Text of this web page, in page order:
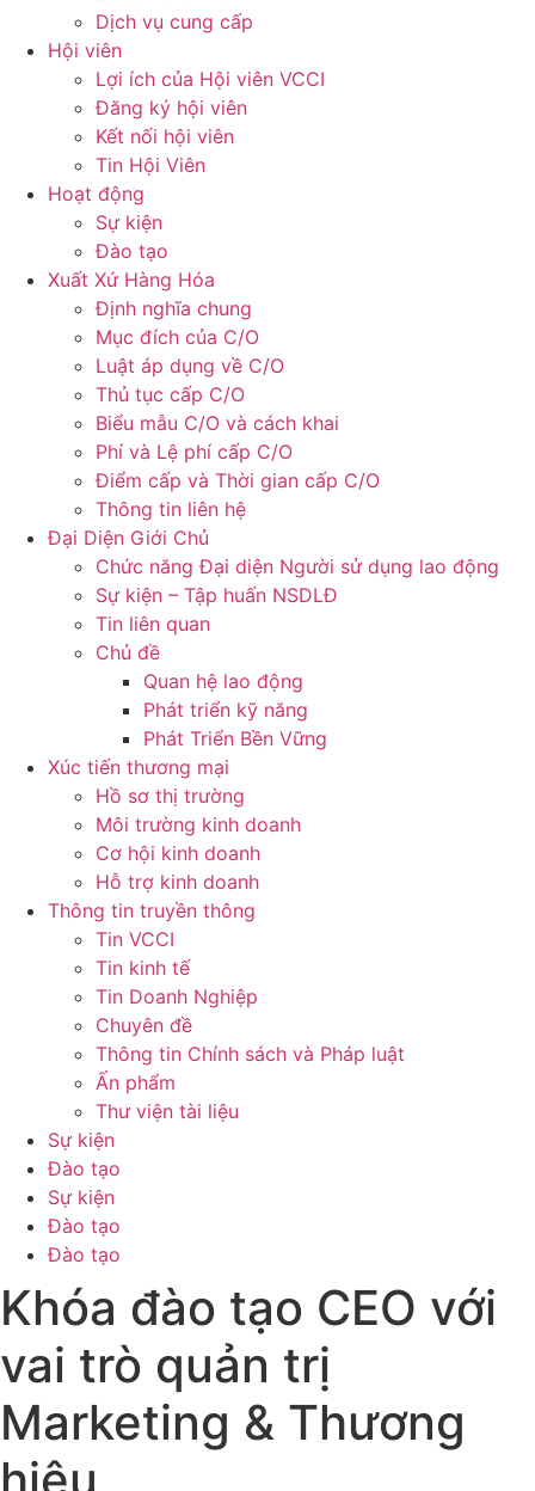
Dịch vụ cung cấp
Hội viên
Lợi ích của Hội viên VCCI
Đăng ký hội viên
Kết nối hội viên
Tin Hội Viên
Hoạt động
Sự kiện
Đào tạo
Xuất Xứ Hàng Hóa
Định nghĩa chung
Mục đích của C/O
Luật áp dụng về C/O
Thủ tục cấp C/O
Biểu mẫu C/O và cách khai
Phí và Lệ phí cấp C/O
Điểm cấp và Thời gian cấp C/O
Thông tin liên hệ
Đại Diện Giới Chủ
Chức năng Đại diện Người sử dụng lao động
Sự kiện – Tập huấn NSDLĐ
Tin liên quan
Chủ đề
Quan hệ lao động
Phát triển kỹ năng
Phát Triển Bền Vững
Xúc tiến thương mại
Hồ sơ thị trường
Môi trường kinh doanh
Cơ hội kinh doanh
Hỗ trợ kinh doanh
Thông tin truyền thông
Tin VCCI
Tin kinh tế
Tin Doanh Nghiệp
Chuyên đề
Thông tin Chính sách và Pháp luật
Ấn phẩm
Thư viện tài liệu
Sự kiện
Đào tạo
Sự kiện
Đào tạo
Đào tạo
Khóa đào tạo CEO với
vai trò quản trị
Marketing & Thương